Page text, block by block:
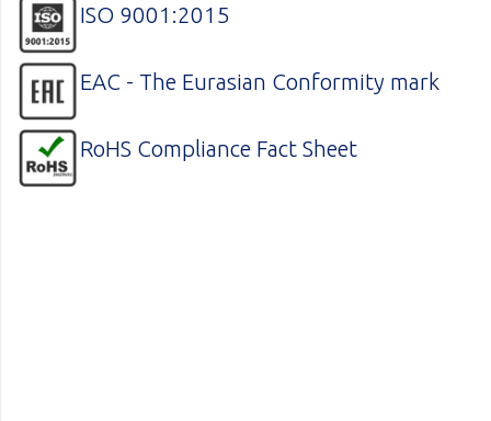
ISO 9001:2015
EAC - The Eurasian Conformity mark
RoHS Compliance Fact Sheet